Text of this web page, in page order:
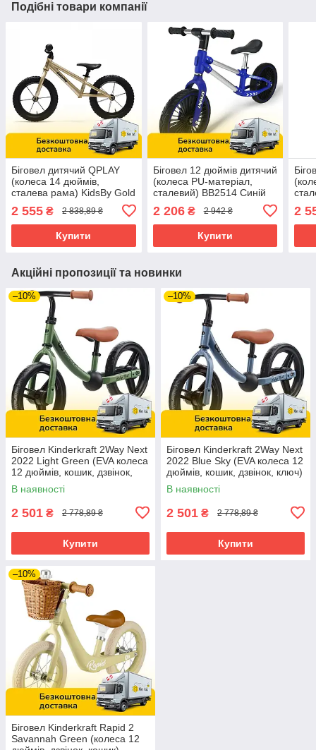
Подібні товари компанії
Біговел дитячий QPLAY
(колеса 14 дюймів,
сталева рама) KidsBy Gold
2 555 ₴ 2 838,89 ₴
Купити
Біговел 12 дюймів дитячий
(колеса PU-матеріал,
сталевий) BB2514 Синій
2 206₴ 2 942 ₴
Купити
2
Акційні пропозиції та новинки
–10%
Біговел Kinderkraft 2Way Next
2022 Light Green (EVA колеса
12 дюймів, кошик, дзвінок,
ключ)
В наявності
2 501 ₴ 2 778,89 ₴
Купити
–10%
Біговел Kinderkraft 2Way Next
2022 Blue Sky (EVA колеса 12
дюймів, кошик, дзвінок, ключ)
В наявності
2 501 ₴ 2 778,89 ₴
Купити
–10%
Біговел Kinderkraft Rapid 2
Savannah Green (колеса 12